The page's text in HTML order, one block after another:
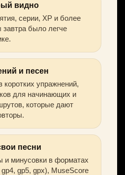
видно
серии, XP и более
завтра было легче
и песен
коротких упражнений,
для начинающих и
которые дают
песни
и минусовки в форматах
gp5, gpx), MuseScore